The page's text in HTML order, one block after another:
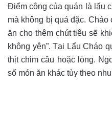
Điểm cộng của quán là lẩu
mà không bị quá đặc. Cháo
ăn cho thêm chút tiêu sẽ
không yên”. Tại Lẩu Cháo
thịt chim câu hoặc lòng.
số món ăn khác tùy theo